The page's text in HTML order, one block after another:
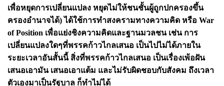
เพื่อหยุดการเปลี่ยนแปลง หยุดไม่ให้ชนชั้นผู้ถูกปกครองขึ้น
ครองอำนาจได้) ได้ใช้การทำสงครามทางความคิด หรือ War
of Position เพื่อแย่งชิงความคิดและฐานมวลชน เช่น การ
เปลี่ยนแปลงใดๆที่พรรคก้าวไกลเสนอ เป็นไปไม่ได้ภายใน
ระยะเวลาอันสั้นนี้ สิ่งที่พรรคก้าวไกลเสนอ เป็นเรื่องเพ้อฝัน
เสนอเอามัน เสนอเอาแต้ม และไม่รับผิดชอบกับสังคม ถึงเวลา
ตัวเองมาเป็นรัฐบาล ก็ทำไม่ได้